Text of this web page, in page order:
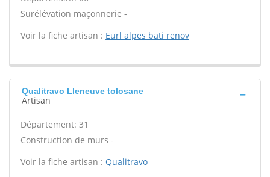
Surélévation maçonnerie -
Voir la fiche artisan : Eurl alpes bati renov
Qualitravo Lleneuve tolosane
Artisan
Département: 31
Construction de murs -
Voir la fiche artisan : Qualitravo